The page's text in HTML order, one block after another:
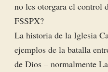
no les otorgara el control
FSSPX?
La historia de la Iglesia
ejemplos de la batalla
de Dios – normalmente